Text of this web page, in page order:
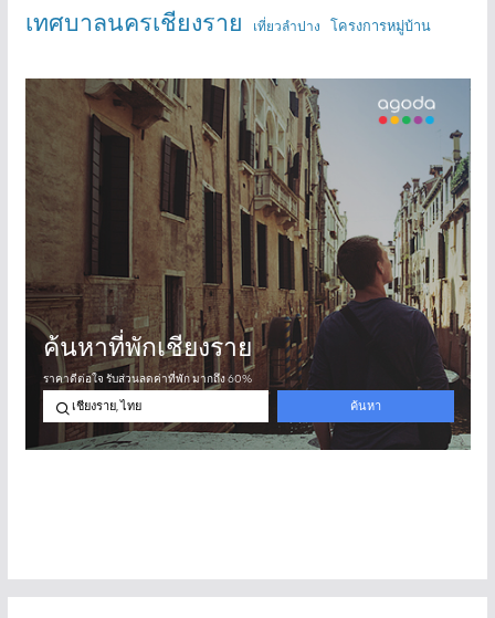
เทศบาลนครเชียงราย เที่ยวลำปาง โครงการหมู่บ้าน